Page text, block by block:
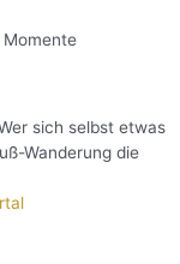
sich selbst etwas
Wanderung die